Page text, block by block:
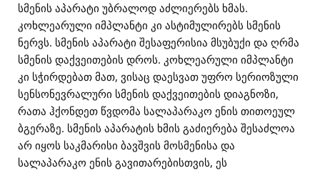
სმენის აპარატი უბრალოდ აძლიერებს ხმას.
კოხლეარული იმპლანტი კი ასტიმულირებს სმენის
ნერვს. სმენის აპარატი შესაფერისია მსუბუქი და ღრმა
სმენის დაქვეითების დროს. კოხლეარული იმპლანტი
კი სჭირდებათ მათ, ვისაც დაესვათ უფრო სერიოზული
სენსონევრალური სმენის დაქვეითების დიაგნოზი,
რათა ჰქონდეთ წვდომა სალაპარაკო ენის თითოეულ
ბგერაზე. სმენის აპარატის ხმის გაძიერება შესაძლოა
არ იყოს საკმარისი ბავშვის მოსმენისა და
სალაპარაკო ენის გავითარებისთვის, ეს